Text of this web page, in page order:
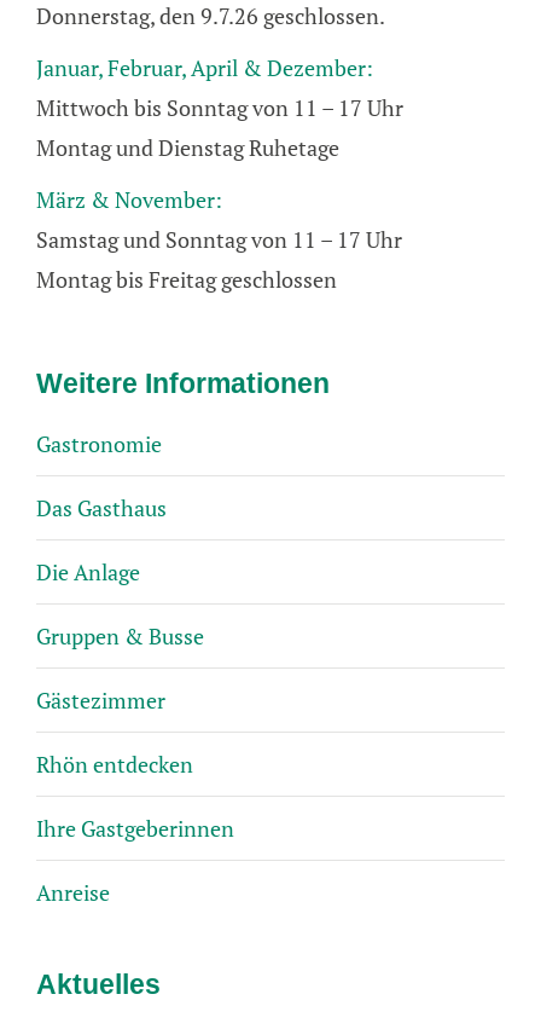
Donnerstag, den 9.7.26 geschlossen.
Januar, Februar, April & Dezember:
Mittwoch bis Sonntag von 11 – 17 Uhr
Montag und Dienstag Ruhetage
März & November:
Samstag und Sonntag von 11 – 17 Uhr
Montag bis Freitag geschlossen
Weitere Informationen
Gastronomie
Das Gasthaus
Die Anlage
Gruppen & Busse
Gästezimmer
Rhön entdecken
Ihre Gastgeberinnen
Anreise
Aktuelles